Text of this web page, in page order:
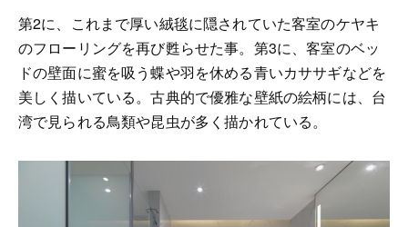
第2に、これまで厚い絨毯に隠されていた客室のケヤキ
のフローリングを再び甦らせた事。第3に、客室のベッ
ドの壁面に蜜を吸う蝶や羽を休める青いカササギなどを
美しく描いている。古典的で優雅な壁紙の絵柄には、台
湾で見られる鳥類や昆虫が多く描かれている。